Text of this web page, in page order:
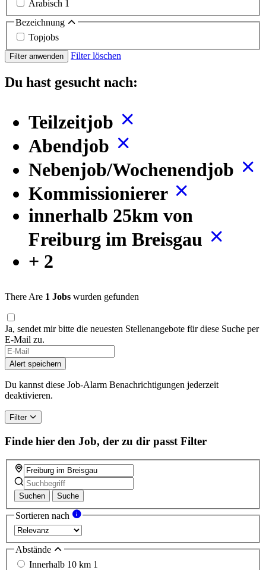
Arabisch 1
Bezeichnung
Topjobs
Filter anwenden Filter löschen
Du hast gesucht nach:
Teilzeitjob
Abendjob
Nebenjob/Wochenendjob
Kommissionierer
innerhalb 25km von
Freiburg im Breisgau
+ 2
There Are 1 Jobs wurden gefunden
Ja, sendet mir bitte die neuesten Stellenangebote für diese Suche per
E-Mail zu.
Alert speichern
Du kannst diese Job-Alarm Benachrichtigungen jederzeit
deaktivieren.
Filter
Finde hier den Job, der zu dir passt Filter
Suchen Suche
Sortieren nach
Abstände
Innerhalb 10 km 1